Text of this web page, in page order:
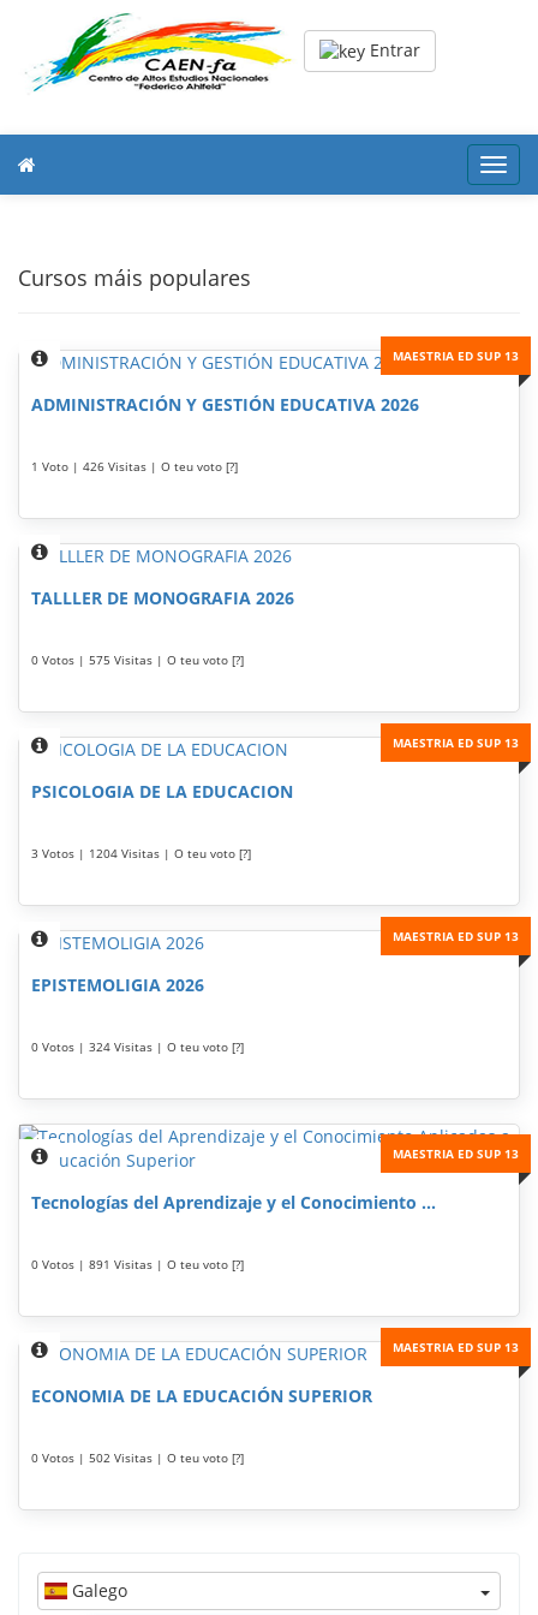
Entrar
Cursos máis populares
MAESTRIA ED SUP 13
ADMINISTRACIÓN Y GESTIÓN EDUCATIVA 2026
1 Voto | 426 Visitas | O teu voto [?]
TALLLER DE MONOGRAFIA 2026
0 Votos | 575 Visitas | O teu voto [?]
MAESTRIA ED SUP 13
PSICOLOGIA DE LA EDUCACION
3 Votos | 1204 Visitas | O teu voto [?]
MAESTRIA ED SUP 13
EPISTEMOLIGIA 2026
0 Votos | 324 Visitas | O teu voto [?]
MAESTRIA ED SUP 13
Tecnologías del Aprendizaje y el Conocimiento ...
0 Votos | 891 Visitas | O teu voto [?]
MAESTRIA ED SUP 13
ECONOMIA DE LA EDUCACIÓN SUPERIOR
0 Votos | 502 Visitas | O teu voto [?]
Galego